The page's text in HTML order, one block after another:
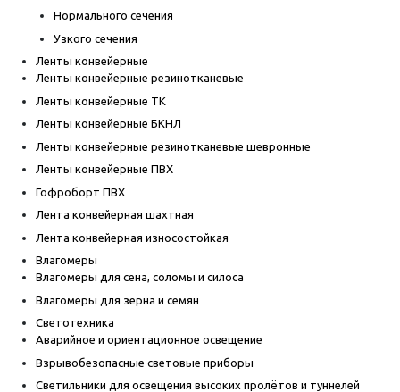
Нормального сечения
Узкого сечения
Ленты конвейерные
Ленты конвейерные резинотканевые
Ленты конвейерные ТК
Ленты конвейерные БКНЛ
Ленты конвейерные резинотканевые шевронные
Ленты конвейерные ПВХ
Гофроборт ПВХ
Лента конвейерная шахтная
Лента конвейерная износостойкая
Влагомеры
Влагомеры для сена, соломы и силоса
Влагомеры для зерна и семян
Светотехника
Аварийное и ориентационное освещение
Взрывобезопасные световые приборы
Светильники для освещения высоких пролётов и туннелей